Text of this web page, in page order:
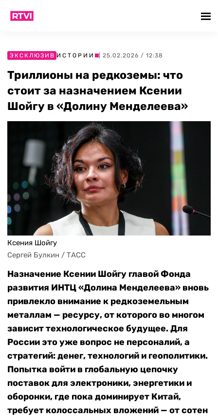
ЭКСКЛЮЗИВ ИСТОРИИ | 25.02.2026 / 12:38
Триллионы на редкоземы: что
стоит за назначением Ксении
Шойгу в «Долину Менделеева»
Ксения Шойгу
Сергей Булкин / ТАСС
Назначение Ксении Шойгу главой Фонда
развития ИНТЦ «Долина Менделеева» вновь
привлекло внимание к редкоземельным
металлам — ресурсу, от которого во многом
зависит технологическое будущее. Для
России это уже вопрос не персоналий, а
стратегий: денег, технологий и геополитики.
Попытка войти в глобальную цепочку
поставок для электроники, энергетики и
оборонки, где пока доминирует Китай,
требует колоссальных вложений — от сотен